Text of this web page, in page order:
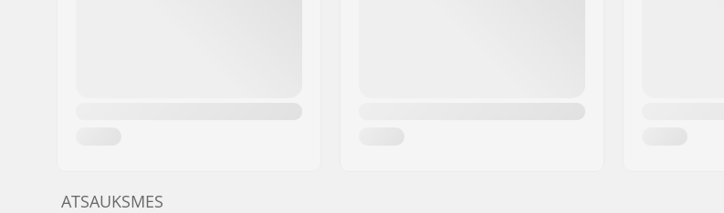
ATSAUKSMES